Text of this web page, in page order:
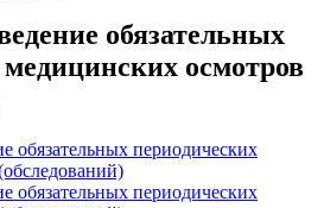
обязательных
осмотров